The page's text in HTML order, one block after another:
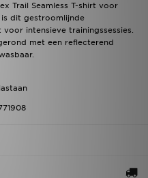
Trail Seamless T-shirt voor
is dit gestroomlijnde
intensieve trainingssessies.
met een reflecterend